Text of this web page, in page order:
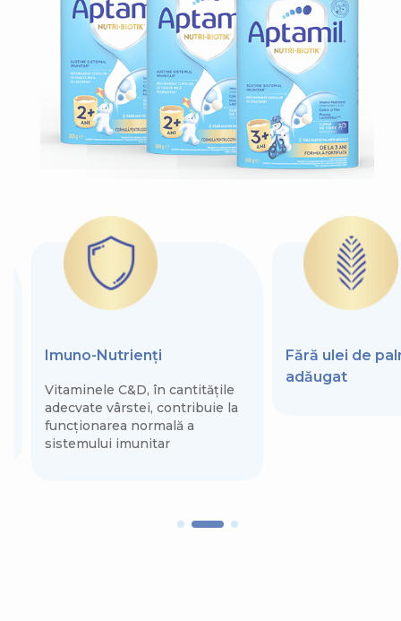
Imuno-Nutrienți
Vitaminele C&D, în cantitățile
adecvate vârstei, contribuie la
funcționarea normală a
sistemului imunitar
Fără ulei de
adăugat